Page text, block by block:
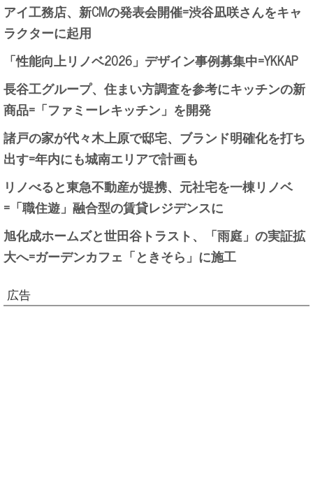
アイ工務店、新CMの発表会開催=渋谷凪咲さんをキャ
ラクターに起用
「性能向上リノベ2026」デザイン事例募集中=YKKAP
長谷工グループ、住まい方調査を参考にキッチンの新
商品=「ファミーレキッチン」を開発
諸戸の家が代々木上原で邸宅、ブランド明確化を打ち
出す=年内にも城南エリアで計画も
リノべると東急不動産が提携、元社宅を一棟リノベ
=「職住遊」融合型の賃貸レジデンスに
旭化成ホームズと世田谷トラスト、「雨庭」の実証拡
大へ=ガーデンカフェ「ときそら」に施工
広告